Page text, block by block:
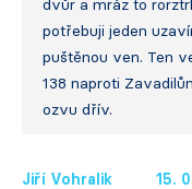
dvůr a mráz to
potřebuji jeden
puštěnou ven. Ten
138 naproti
ozvu dřív.
Jiří Vohralik 15.